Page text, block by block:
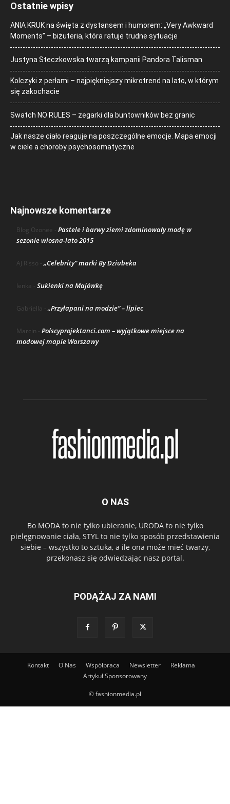
Ostatnie wpisy
ANIA KRUK na święta z dystansem i humorem: „Very Awkward
Moments” – biżuteria, która ratuje trudne sytuacje
Justyna Steczkowska twarzą kampanii Pandora Talisman
Kolczyki z perłami – najpiękniejszy mikrotrend na lato, w którym
się zakochacie
Swatch NO RULES – zegarki dla buntowników bez granic
Jak nasze ciało reaguje na poszczególne emocje. Mapa emocji
w ciele a choroby psychosomatyczne
Najnowsze komentarze
Blog Ozonee - Pastele i barwy ziemi zdominowały modę w
sezonie wiosna-lato 2015
AJ Risso - „Celebrity” marki By Dziubeka
lenka - Sukienki na Majówkę
Gabriella - „Przyłapani na modzie” – lipiec
Marcin - Polscyprojektanci.com – wyjątkowe miejsce na
modowej mapie Warszawy
O NAS
Bo MODA to nie tylko ubieranie, URODA to nie tylko
pielęgnowanie ciała, STYL to nie tylko sposób przedstawienia
siebie – wszystko to sztuka, a ile ona może mieć twarzy,
przekonasz się odwiedzając nasz portal.
PODĄŻAJ ZA NAMI
Kontakt O Nas Współpraca Newsletter
Reklama
Artykuł Sponsorowany
© fashionmedia.pl